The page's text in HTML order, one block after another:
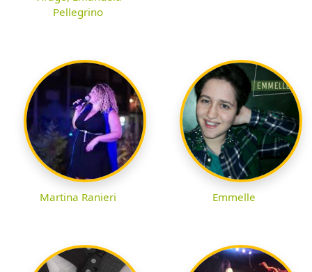
Pellegrino
Martina Ranieri Emmelle